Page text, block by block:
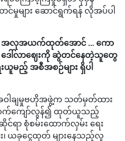
မှုများ ဆောင်ရွက်ရန် လိုအပ်ပါ
လုအယက်ထုတ်အောင် ... ကော
ေါ်လာဈေးကို ဆွဲတင်နေတဲ့သူတွေ
မည့် အစီအစဉ်များ ရှိပါ
ခဝါချမှုဗဟိုအဖွဲ့က သတ်မှတ်ထား
ထက်ကျော်လွန်၍ ထုတ်ယူသည့်
ရာ စုံစမ်းထောက်လှမ်း ရေး
၊ ယခုငွေထုတ် များနေသည့်လူ